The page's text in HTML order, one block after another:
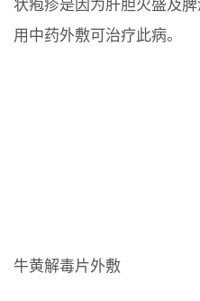
状疱疹是因为肝胆火盛及
用中药外敷可治疗此病。
牛黄解毒片外敷